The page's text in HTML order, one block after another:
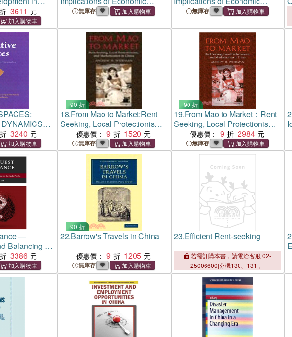
3611
Property Rights or Rent-
無庫存
Property Rights or Rent-
無庫存
CHINA(HB)
3240
90 折
18.From Mao to Market:Rent
Seeking, Local Protectionism,
and Marketization in China
優惠價： 9 1520
無庫存
90 折
19.From Mao to Market：Rent
Seeking, Local Protectionism,
and Marketization in China
優惠價： 9 2984
無庫存
―
Balancing in
3386
90 折
22.Barrow's Travels in China
優惠價： 9 1205
無庫存
23.Efficient Rent-seeking
若需訂購本書，請電洽客服 02-
25006600[分機130、131]。